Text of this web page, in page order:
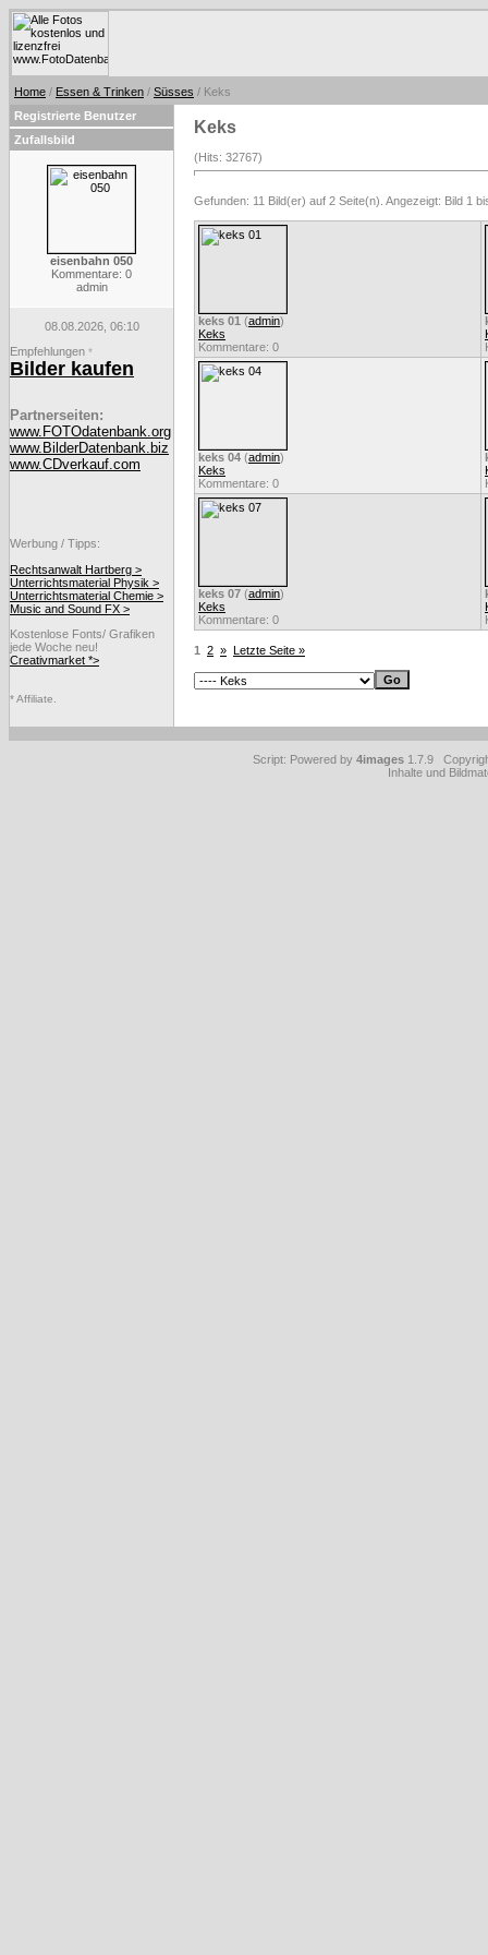
Home / Essen & Trinken / Süsses / Keks
Registrierte Benutzer
Zufallsbild
eisenbahn 050
Kommentare: 0
admin
08.08.2026, 06:10
Empfehlungen *
Bilder kaufen
Partnerseiten:
www.FOTOdatenbank.org
www.BilderDatenbank.biz
www.CDverkauf.com
Werbung / Tipps:
Rechtsanwalt Hartberg >
Unterrichtsmaterial Physik >
Unterrichtsmaterial Chemie >
Music and Sound FX >
Kostenlose Fonts/ Grafiken
jede Woche neu!
Creativmarket *>
* Affiliate.
Keks
(Hits: 32767)
Gefunden: 11 Bild(er) auf 2 Seite(n). Angezeigt: Bild 1
keks 01 (admin)
Keks
Kommentare: 0
keks 04 (admin)
Keks
Kommentare: 0
keks 07 (admin)
Keks
Kommentare: 0
1 2 » Letzte Seite »
Script: Powered by 4images 1.7.9
Inhalte und